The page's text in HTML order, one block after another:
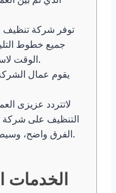
توفر شركة تنظيف
جميع خطوط
الوقت لاستقبال مكالماتكم، واستفساراتكم.
يقوم عمال
لاتتردد عزيزى
التنظيف على شركة
الفرق واضح، وسيصبح صحتك انت واولادك فى امان.
الخدمات